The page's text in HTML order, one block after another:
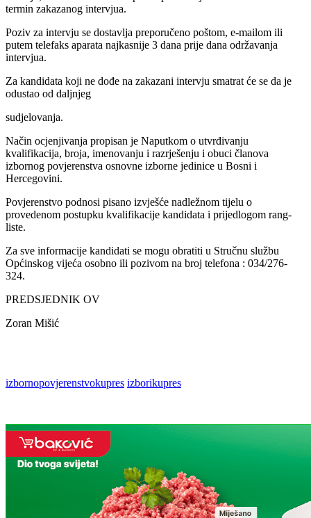
termin zakazanog intervjua.
Poziv za intervju se dostavlja preporučeno poštom, e-mailom ili
putem telefaks aparata najkasnije 3 dana prije dana održavanja
intervjua.
Za kandidata koji ne dođe na zakazani intervju smatrat će se da je
odustao od daljnjeg
sudjelovanja.
Način ocjenjivanja propisan je Naputkom o utvrđivanju
kvalifikacija, broja, imenovanju i razrješenju i obuci članova
izbornog povjerenstva osnovne izborne jedinice u Bosni i
Hercegovini.
Povjerenstvo podnosi pisano izvješće nadležnom tijelu o
provedenom postupku kvalifikacije kandidata i prijedlogom rang-
liste.
Za sve informacije kandidati se mogu obratiti u Stručnu službu
Općinskog vijeća osobno ili pozivom na broj telefona : 034/276-
324.
PREDSJEDNIK OV
Zoran Mišić
izbornopovjerenstvokupres izborikupres